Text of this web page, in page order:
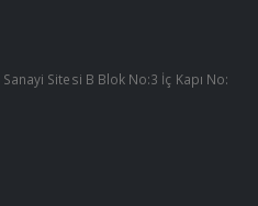
Sitesi B Blok No:3 İç Kapı No: